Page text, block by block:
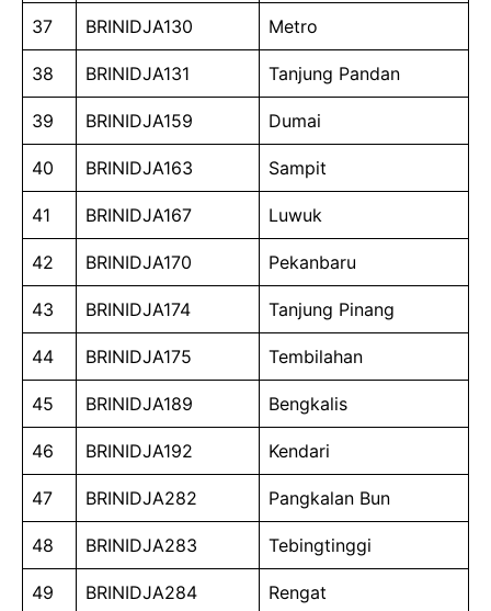
37 BRINIDJA130 Metro
38 BRINIDJA131 Tanjung Pandan
39 BRINIDJA159 Dumai
40 BRINIDJA163 Sampit
41 BRINIDJA167 Luwuk
42 BRINIDJA170 Pekanbaru
43 BRINIDJA174 Tanjung Pinang
44 BRINIDJA175 Tembilahan
45 BRINIDJA189 Bengkalis
46 BRINIDJA192 Kendari
47 BRINIDJA282 Pangkalan Bun
48 BRINIDJA283 Tebingtinggi
49 BRINIDJA284 Rengat